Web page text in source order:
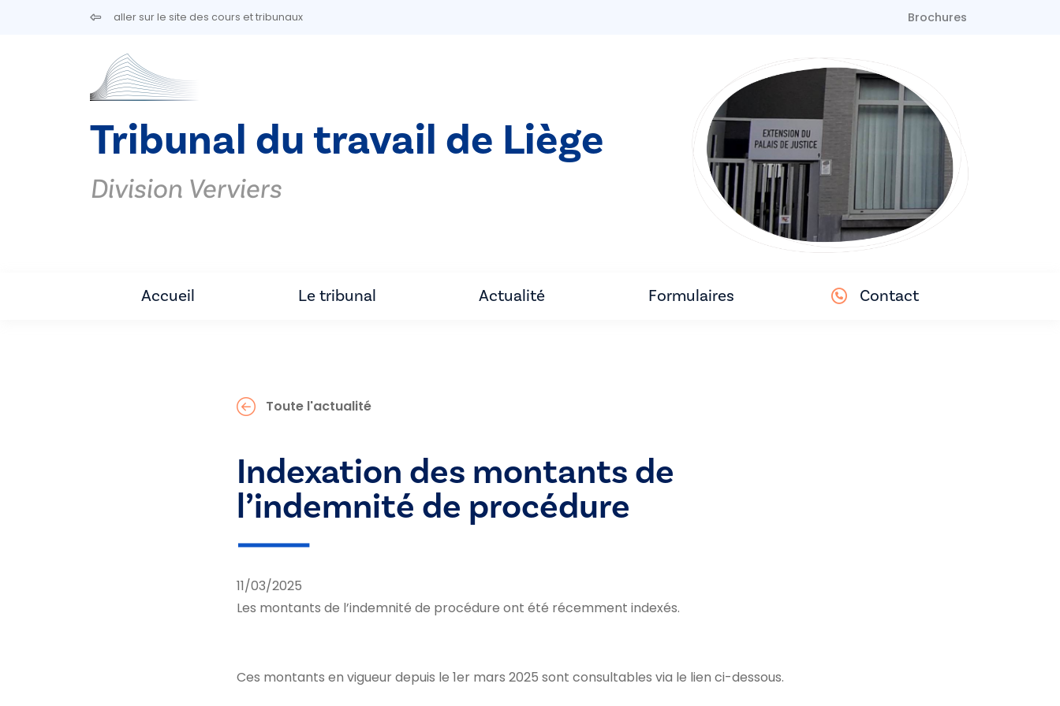
Aller au contenu principalaller sur le site des cours et tribunaux Brochures
Tribunal du travail de Liège
Division Verviers
Accueil Le tribunal Actualité Formulaires Contact
Toute l'actualité
Indexation des montants de
l’indemnité de procédure
11/03/2025
Les montants de l’indemnité de procédure ont été récemment indexés.
Ces montants en vigueur depuis le 1er mars 2025 sont consultables via le lien ci-dessous.